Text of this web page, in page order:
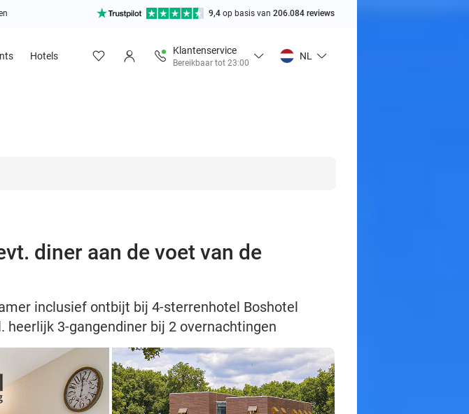
9,4 op basis van 206.084 reviews
Hotels
Klantenservice
Bereikbaar tot 23:00
NL
diner aan de voet van de
inclusief ontbijt bij 4-sterrenhotel Boshotel
heerlijk 3-gangendiner bij 2 overnachtingen